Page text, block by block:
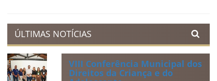
ÚLTIMAS NOTÍCIAS
VIII Conferência Municipal dos
Direitos da Criança e do